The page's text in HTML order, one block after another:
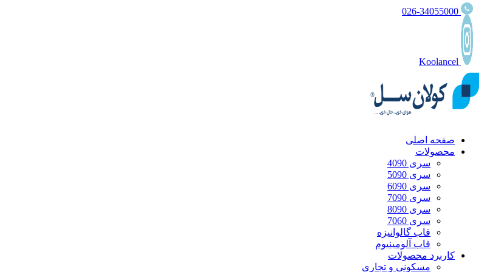
صفحه اصلی
محصولات
سری 4090
سری 5090
سری 6090
سری 7090
سری 8090
سری 7060
قاب گالوانیزه
قاب آلومینیوم
کاربرد محصولات
مسکونی و تجاری